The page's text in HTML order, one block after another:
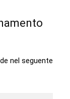
nel seguente